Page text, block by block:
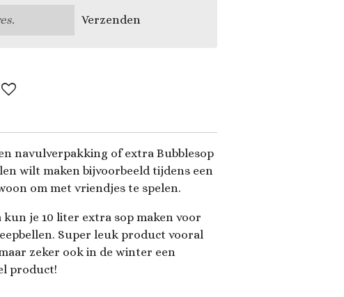
Verzenden
navulverpakking of extra Bubblesop
wilt maken bijvoorbeeld tijdens een
om met vriendjes te spelen.
kun je 10 liter extra sop maken voor
Super leuk product vooral
zeker ook in de winter een
product!